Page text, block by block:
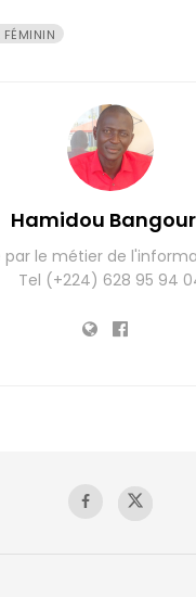
FÉMININ
Hamidou
par le métier de
Tel (+224) 628 95 94